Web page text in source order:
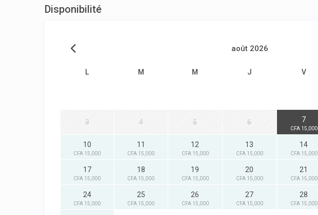
Disponibilité
août 2026
L M M J V
3 4 5 6 7
CFA 15,000
10
CFA 15,000
11
CFA 15,000
12
CFA 15,000
13
CFA 15,000
14
CFA 15,000
17
CFA 15,000
18
CFA 15,000
19
CFA 15,000
20
CFA 15,000
21
CFA 15,000
24
CFA 15,000
25
CFA 15,000
26
CFA 15,000
27
CFA 15,000
28
CFA 15,000